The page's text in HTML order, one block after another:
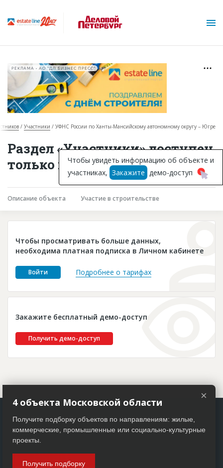
Горячие объекты
База строящихся объектов
Инвестпроекты
Глоссарий
Платные услуги
Пресс-релизы
РЕКЛАМА • АО "ДП БИЗНЕС ПРЕСС"
Участники УФНС России по Ханты-Мансийскому автономному округу – Югре
Раздел «Участники» доступен
только подписчикам
Описание объекта Участие в строительстве
Чтобы просматривать больше данных,
необходима платная подписка в Личном кабинете
Войти Подробнее о тарифах
Закажите бесплатный демо-доступ
Получить демо-доступ
Чтобы увидеть информацию об объекте и
участниках, Закажите демо-доступ
×
4 объекта Московской области
Получите подборку объектов по направлениям: жилые,
коммерческие, промышленные или социально-культурные
проекты.
Получить подборку